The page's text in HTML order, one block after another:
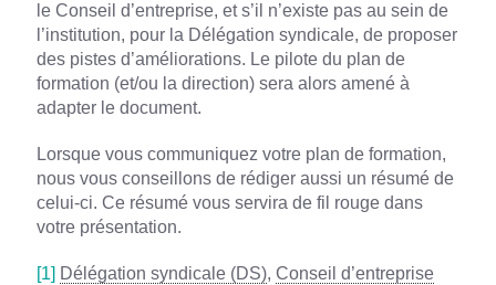
le Conseil d’entreprise, et s’il n’existe pas au sein de
l’institution, pour la Délégation syndicale, de proposer
des pistes d’améliorations. Le pilote du plan de
formation (et/ou la direction) sera alors amené à
adapter le document.
Lorsque vous communiquez votre plan de formation,
nous vous conseillons de rédiger aussi un résumé de
celui-ci. Ce résumé vous servira de fil rouge dans
votre présentation.
[1] Délégation syndicale (DS), Conseil d’entreprise